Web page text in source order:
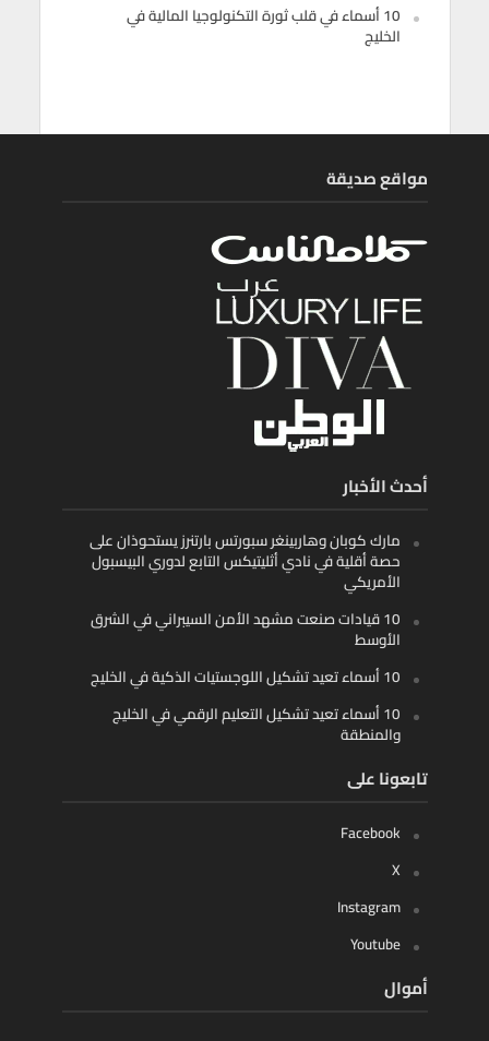
10 أسماء في قلب ثورة التكنولوجيا المالية في
الخليج
مواقع صديقة
أحدث الأخبار
مارك كوبان وهاربينغر سبورتس بارتنرز يستحوذان على
حصة أقلية في نادي أثليتيكس التابع لدوري البيسبول
الأمريكي
10 قيادات صنعت مشهد الأمن السيبراني في الشرق
الأوسط
10 أسماء تعيد تشكيل اللوجستيات الذكية في الخليج
10 أسماء تعيد تشكيل التعليم الرقمي في الخليج
والمنطقة
تابعونا على
Facebook
X
Instagram
Youtube
أموال